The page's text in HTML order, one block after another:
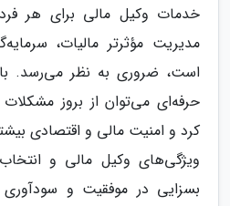
خدمات وکیل مالی برای هر
مدیریت مؤثرتر مالیات،
است، ضروری به نظر می‌رسد.
حرفه‌ای می‌توان از بروز
کرد و امنیت مالی و اقتصادی
ویژگی‌های وکیل مالی و
بسزایی در موفقیت و